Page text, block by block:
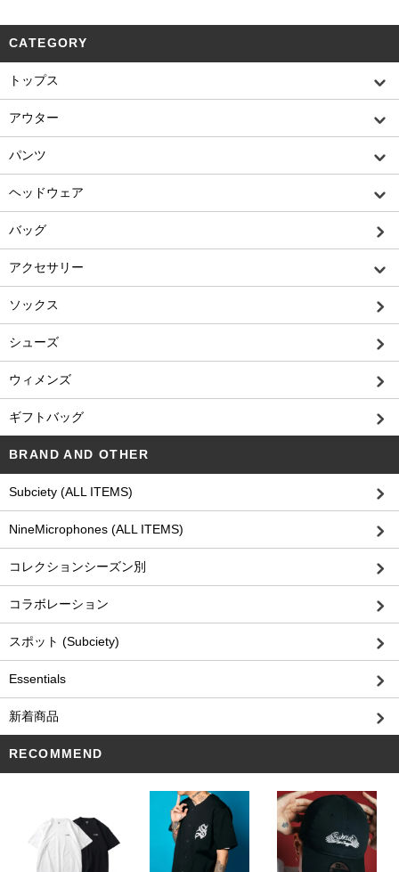
CATEGORY
トップス
アウター
パンツ
ヘッドウェア
バッグ
アクセサリー
ソックス
シューズ
ウィメンズ
ギフトバッグ
BRAND AND OTHER
Subciety (ALL ITEMS)
NineMicrophones (ALL ITEMS)
コレクションシーズン別
コラボレーション
スポット (Subciety)
Essentials
新着商品
RECOMMEND